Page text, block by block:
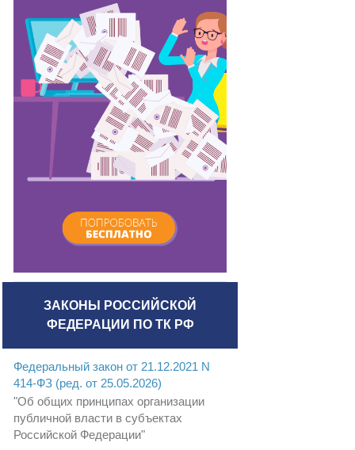
ЗАКОНЫ РОССИЙСКОЙ
ФЕДЕРАЦИИ ПО ТК РФ
Федеральный закон от 21.12.2021 N
414-ФЗ (ред. от 25.05.2026)
"Об общих принципах организации
публичной власти в субъектах
Российской Федерации"